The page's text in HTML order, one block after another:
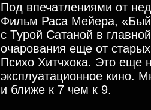
Под впечатлениями от
Фильм Раса Мейера,
с Турой Сатаной в
очарования еще от
Психо Xитчхока. Это еще
эксплуатационное кино.
и ближе к 7 чем к 9.